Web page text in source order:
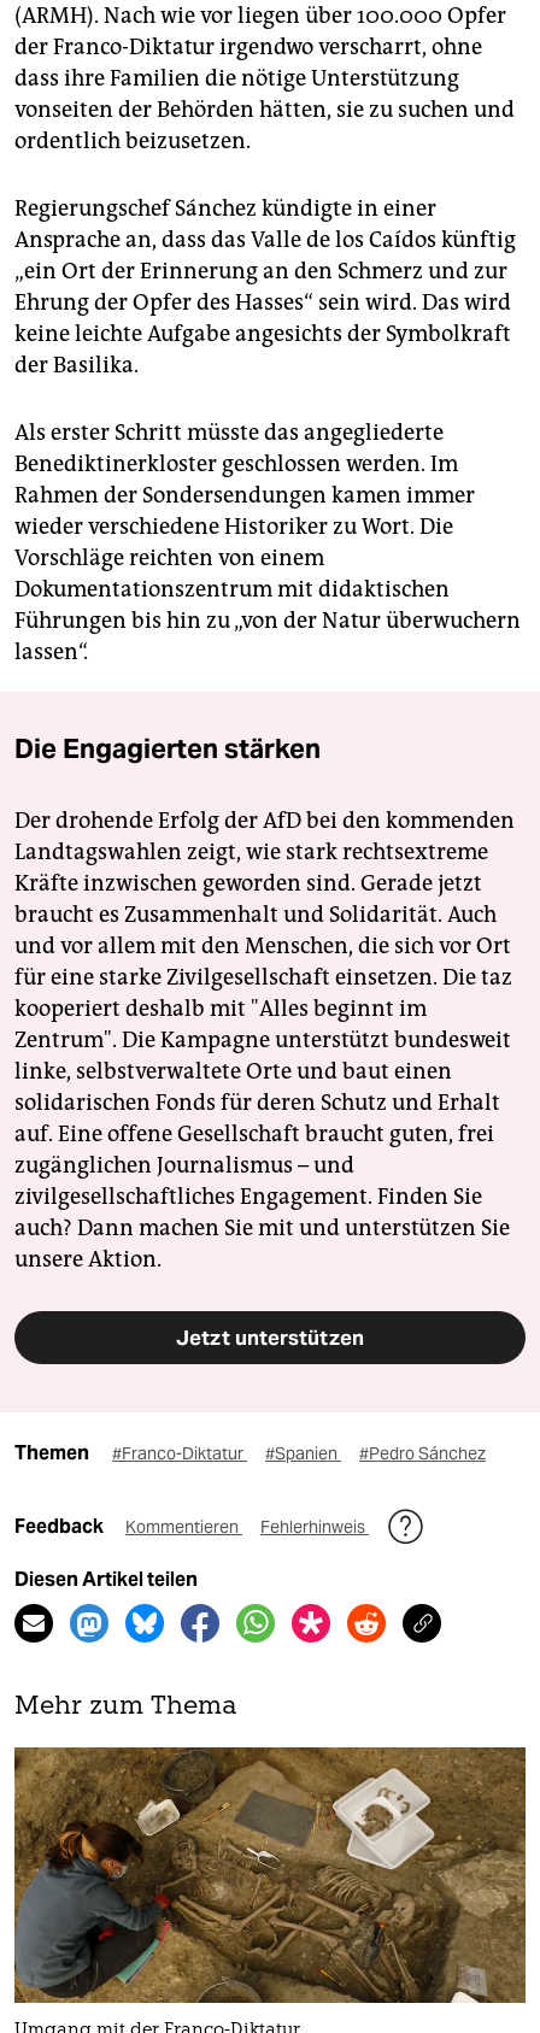
(ARMH). Nach wie vor liegen über 100.000 Opfer
der Franco-Diktatur irgendwo verscharrt, ohne
dass ihre Familien die nötige Unterstützung
vonseiten der Behörden hätten, sie zu suchen und
ordentlich beizusetzen.
Regierungschef Sánchez kündigte in einer
Ansprache an, dass das Valle de los Caídos künftig
„ein Ort der Erinnerung an den Schmerz und zur
Ehrung der Opfer des Hasses“ sein wird. Das wird
keine leichte Aufgabe angesichts der Symbolkraft
der Basilika.
Als erster Schritt müsste das angegliederte
Benediktinerkloster geschlossen werden. Im
Rahmen der Sondersendungen kamen immer
wieder verschiedene Historiker zu Wort. Die
Vorschläge reichten von einem
Dokumentationszentrum mit didaktischen
Führungen bis hin zu „von der Natur überwuchern
lassen“.
Die Engagierten stärken
Der drohende Erfolg der AfD bei den kommenden
Landtagswahlen zeigt, wie stark rechtsextreme
Kräfte inzwischen geworden sind. Gerade jetzt
braucht es Zusammenhalt und Solidarität. Auch
und vor allem mit den Menschen, die sich vor Ort
für eine starke Zivilgesellschaft einsetzen. Die taz
kooperiert deshalb mit "Alles beginnt im
Zentrum". Die Kampagne unterstützt bundesweit
linke, selbstverwaltete Orte und baut einen
solidarischen Fonds für deren Schutz und Erhalt
auf. Eine offene Gesellschaft braucht guten, frei
zugänglichen Journalismus – und
zivilgesellschaftliches Engagement. Finden Sie
auch? Dann machen Sie mit und unterstützen Sie
unsere Aktion.
Jetzt unterstützen
Themen #Franco-Diktatur #Spanien #Pedro Sánchez
Feedback Kommentieren Fehlerhinweis
Diesen Artikel teilen
Mehr zum Thema